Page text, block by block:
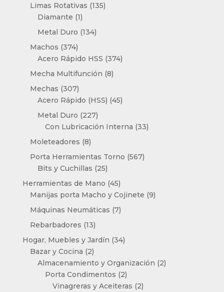
Limas Rotativas 135135
Diamante 11
producto
Metal Duro 134134
Machos 374374
productos
Acero Rápido HSS 374374
Mecha Multifunción 88
Mechas 307307
productos
Acero Rápido (HSS) 4545
Metal Duro 227227
productos
Con Lubricación Interna 3333
Moleteadores 88
productos
Porta Herramientas Torno 567567
Bits y Cuchillas 2525
productos
Herramientas de Mano 4545
productos
Manijas porta Macho y Cojinete 99
Máquinas Neumáticas 77
Rebarbadores 1313
productos
Hogar, Muebles y Jardín 3434
Bazar y Cocina 22
productos
Almacenamiento y Organización 22
Porta Condimentos 22
productos
Vinagreras y Aceiteras 22